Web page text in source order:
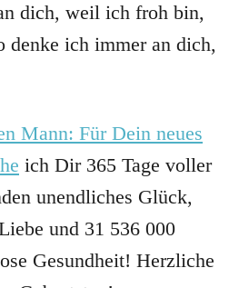
dich, weil ich froh bin,
denke ich immer an dich,
Mann: Für Dein neues
ich Dir 365 Tage voller
unendliches Glück,
und 31 536 000
Gesundheit! Herzliche